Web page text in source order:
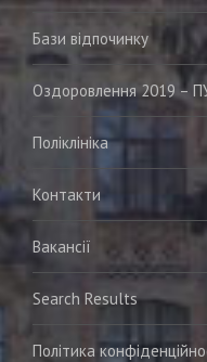
Бази відпочинку
Оздоровлення 2019 –
Поліклініка
Контакти
Вакансії
Search Results
Політика